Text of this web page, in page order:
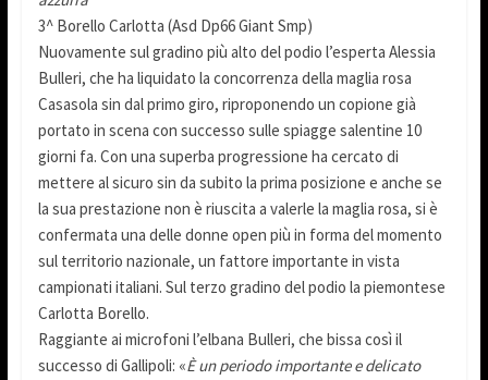
3^ Borello Carlotta (Asd Dp66 Giant Smp)
Nuovamente sul gradino più alto del podio l’esperta Alessia
Bulleri, che ha liquidato la concorrenza della maglia rosa
Casasola sin dal primo giro, riproponendo un copione già
portato in scena con successo sulle spiagge salentine 10
giorni fa. Con una superba progressione ha cercato di
mettere al sicuro sin da subito la prima posizione e anche se
la sua prestazione non è riuscita a valerle la maglia rosa, si è
confermata una delle donne open più in forma del momento
sul territorio nazionale, un fattore importante in vista
campionati italiani. Sul terzo gradino del podio la piemontese
Carlotta Borello.
Raggiante ai microfoni l’elbana Bulleri, che bissa così il
successo di Gallipoli: «È un periodo importante e delicato